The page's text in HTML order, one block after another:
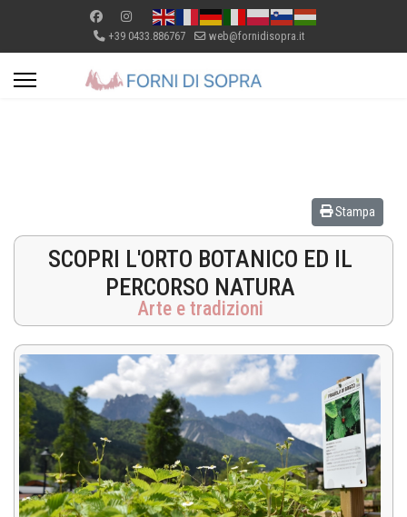
+39 0433.886767 web@fornidisopra.it
Stampa
SCOPRI L'ORTO BOTANICO ED IL
PERCORSO NATURA
Arte e tradizioni